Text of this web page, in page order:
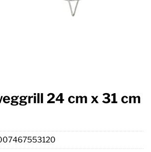
24 cm x 31 cm